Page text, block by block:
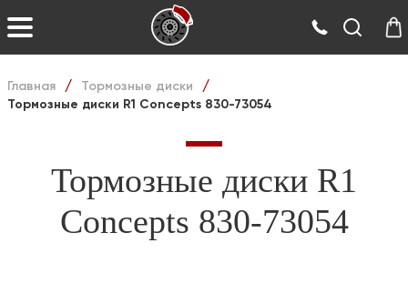
Главная / Тормозные диски /
Тормозные диски R1 Concepts 830-73054
Тормозные диски R1
Concepts 830-73054